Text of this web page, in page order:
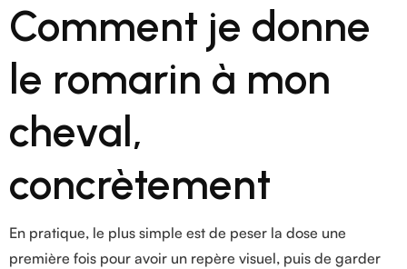
Comment je donne
le romarin à mon
cheval,
concrètement
En pratique, le plus simple est de peser la dose une
première fois pour avoir un repère visuel, puis de garder